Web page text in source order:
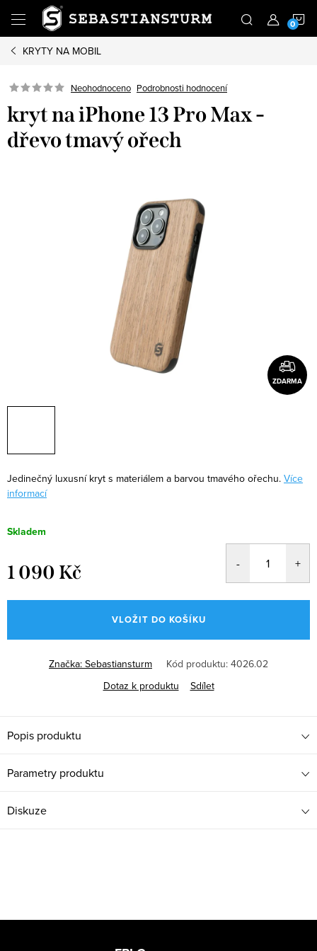
obsah
KRYTY NA MOBIL
Neohodnoceno Podrobnosti hodnocení
kryt na iPhone 13 Pro Max -
dřevo tmavý ořech
ZDARMA
Jedinečný luxusní kryt s materiálem a barvou tmavého ořechu. Více
informací
Skladem
1 090 Kč
cena:
VLOŽIT DO KOŠÍKU
Značka: Sebastiansturm Kód produktu: 4026.02
Dotaz k produktu
Sdílet
Popis produktu
Parametry produktu
Diskuze